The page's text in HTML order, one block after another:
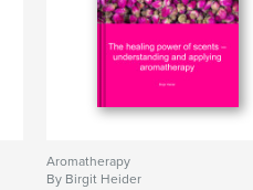
Aromatherapy
By Birgit Heider